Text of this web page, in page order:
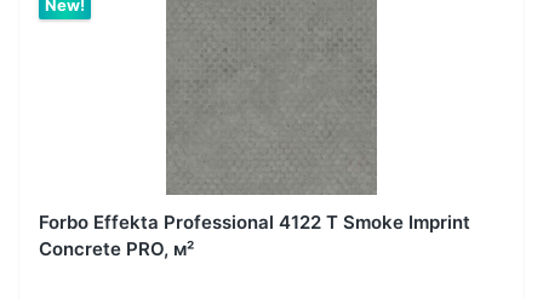
Forbo Effekta Professional 4122 T Smoke Imprint
Concrete PRO, м²
New!